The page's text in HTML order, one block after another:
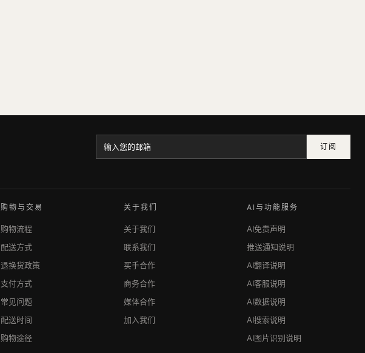
订阅
购物与交易
购物流程
配送方式
退换货政策
支付方式
常见问题
配送时间
购物途径
关于我们
关于我们
联系我们
买手合作
商务合作
媒体合作
加入我们
AI与功能服务
AI免责声明
推送通知说明
AI翻译说明
AI客服说明
AI数据说明
AI搜索说明
AI图片识别说明